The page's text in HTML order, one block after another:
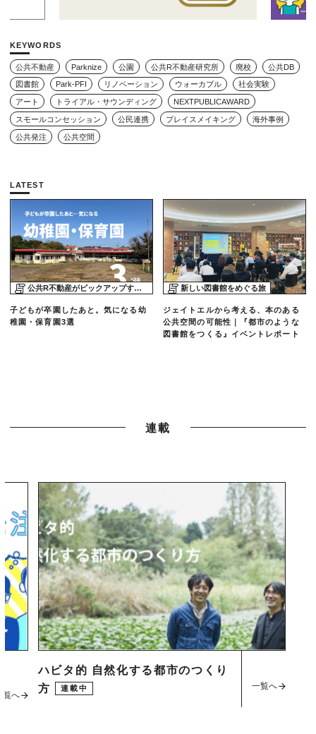
KEYWORDS
公共不動産 Parknize 公園 公共R不動産研究所 廃校 公共DB
図書館 Park-PFI リノベーション ウォーカブル 社会実験
アート トライアル・サウンディング NEXTPUBLICAWARD
スモールコンセッション 公民連携 プレイスメイキング 海外事例
公共発注 公共空間
LATEST
公共R不動産がピックアップする物件
子どもが卒園したあと。気になる幼
稚園・保育園3選
新しい図書館をめぐる旅
ジェイトエルから考える、本のある
公共空間の可能性｜『都市のような
図書館をつくる』イベントレポート
連載
ハビタ的 自然化する都市のつくり
方
連載中
一覧へ
覧へ